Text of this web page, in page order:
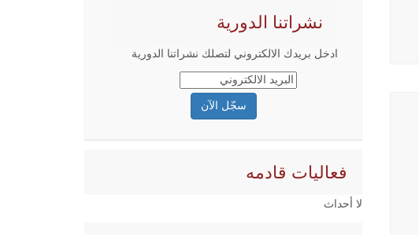
نشراتنا الدورية
ادخل بريدك الالكتروني لتصلك نشراتنا الدورية
فعاليات قادمه
لا أحداث